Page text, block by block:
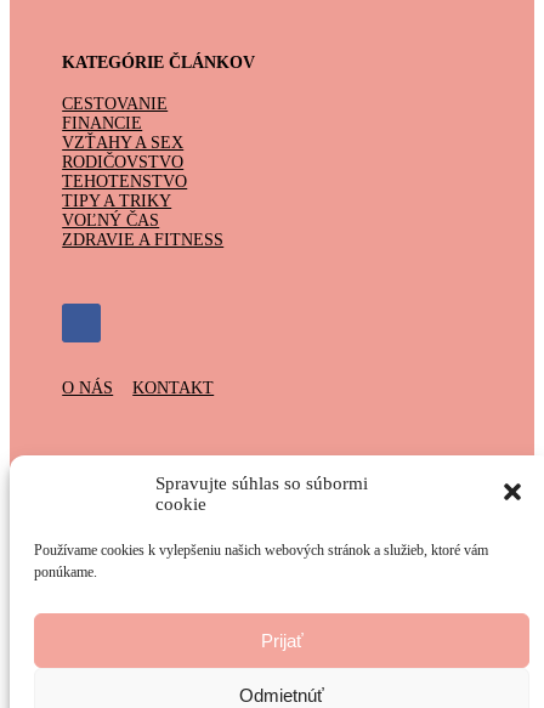
Spravujte súhlas so súbormi
cookie
Používame cookies k vylepšeniu našich webových stránok a služieb, ktoré vám
ponúkame.
Prijať
Odmietnúť
KATEGÓRIE ČLÁNKOV
CESTOVANIE
FINANCIE
VZŤAHY A SEX
RODIČOVSTVO
TEHOTENSTVO
TIPY A TRIKY
VOĽNÝ ČAS
ZDRAVIE A FITNESS
O NÁS KONTAKT
Prevádzkovateľ webu: